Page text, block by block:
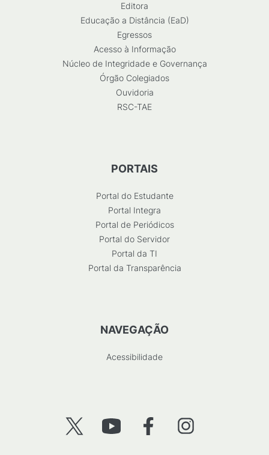
Editora
Educação a Distância (EaD)
Egressos
Acesso à Informação
Núcleo de Integridade e Governança
Órgão Colegiados
Ouvidoria
RSC-TAE
PORTAIS
Portal do Estudante
Portal Integra
Portal de Periódicos
Portal do Servidor
Portal da TI
Portal da Transparência
NAVEGAÇÃO
Acessibilidade